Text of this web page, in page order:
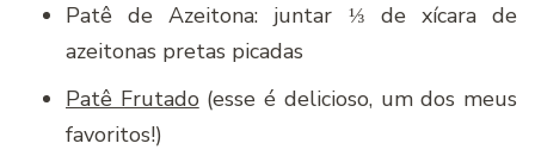
Patê de Azeitona: juntar ⅓ de xícara de
azeitonas pretas picadas
Patê Frutado (esse é delicioso, um dos meus
favoritos!)